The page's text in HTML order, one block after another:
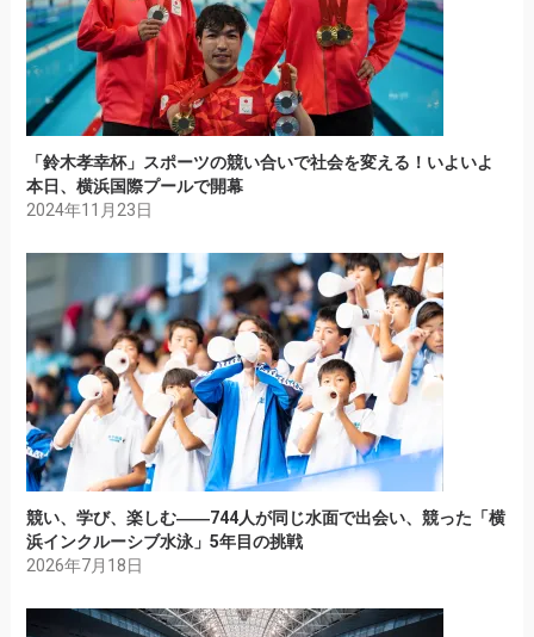
「鈴木孝幸杯」スポーツの競い合いで社会を変える！いよいよ
本日、横浜国際プールで開幕
2024年11月23日
競い、学び、楽しむ――744人が同じ水面で出会い、競った「横
浜インクルーシブ水泳」5年目の挑戦
2026年7月18日